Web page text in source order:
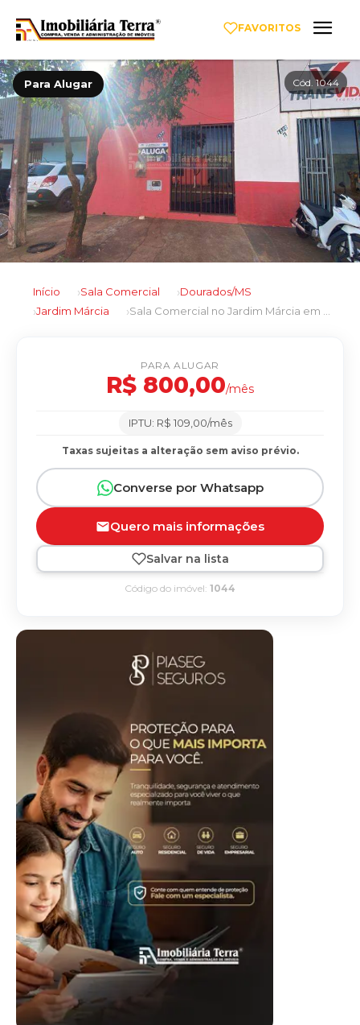
FAVORITOS
Para Alugar Cód. 1044
Início Sala Comercial
Dourados/MS
Jardim Márcia
PARA ALUGAR
R$ 800,00/mês
IPTU: R$ 109,00/mês
Taxas sujeitas a alteração sem aviso prévio.
Converse por Whatsapp
Quero mais informações
Salvar na lista
Código do imóvel: 1044